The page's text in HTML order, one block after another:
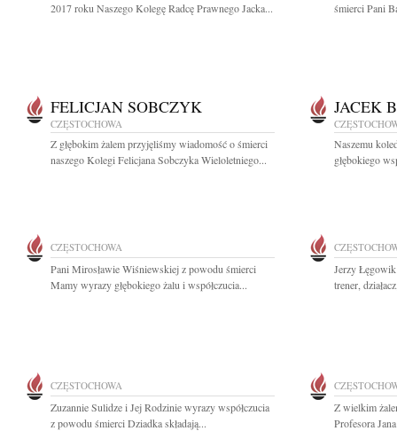
2017 roku Naszego Kolegę Radcę Prawnego Jacka...
śmierci Pani
FELICJAN SOBCZYK
CZĘSTOCHOWA
Z głębokim żalem przyjęliśmy wiadomość o śmierci
naszego Kolegi Felicjana Sobczyka Wieloletniego...
JACEK
Naszemu
głębokiego
CZĘSTOCHOWA
Pani Mirosławie Wiśniewskiej z powodu śmierci
Mamy wyrazy głębokiego żalu i współczucia...
Jerzy
trener,
CZĘSTOCHOWA
Zuzannie Sulidze i Jej Rodzinie wyrazy współczucia
z powodu śmierci Dziadka składają...
Z wielkim
Profesora